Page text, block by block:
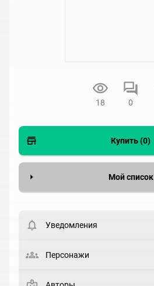
18 0
Купить (0)
Мой список
Статус
Уведомления
Персонажи